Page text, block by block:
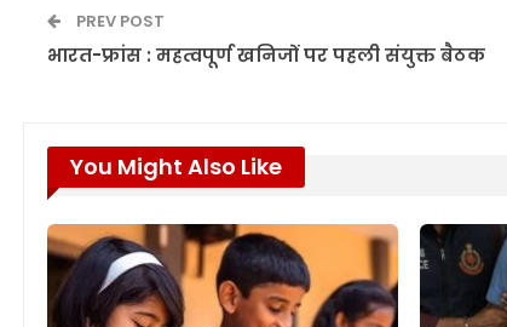
PREV POST
भारत-फ्रांस : महत्वपूर्ण खनिजों पर पहली संयुक्त बैठक
You Might Also Like